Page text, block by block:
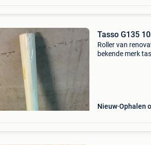
Tasso G135
Roller van
bekende merk
Nieuw Ophalen